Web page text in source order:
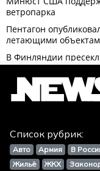
Список рубрик:
Авто Армия В
Жильё
ЖКХ